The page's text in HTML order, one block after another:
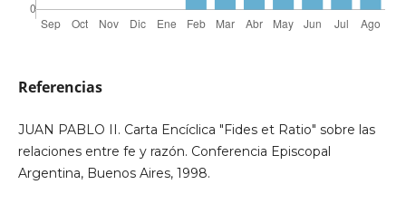
Referencias
JUAN PABLO II. Carta Encíclica "Fides et Ratio" sobre las
relaciones entre fe y razón. Conferencia Episcopal
Argentina, Buenos Aires, 1998.